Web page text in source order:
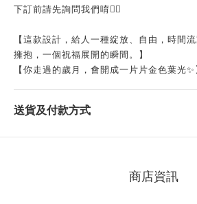
下訂前請先詢問我們唷👍🏻
【這款設計，給人一種綻放、自由，時間
擁抱，一個祝福展開的瞬間。】
【你走過的歲月，會開成一片片金色葉光✨
送貨及付款方式
商店資訊